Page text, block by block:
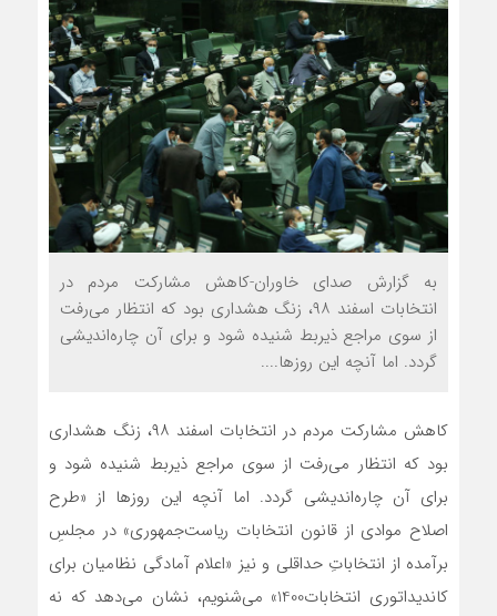
به گزارش صدای خاوران-کاهش مشارکت مردم در
انتخابات اسفند ۹۸، زنگ هشداری بود که انتظار می‌رفت
از سوی مراجع ذیربط شنیده شود و برای آن چاره‌اندیشی
گردد. اما آنچه این روزها....
کاهش مشارکت مردم در انتخابات اسفند ۹۸، زنگ هشداری
بود که انتظار می‌رفت از سوی مراجع ذیربط شنیده شود و
برای آن چاره‌اندیشی گردد. اما آنچه این روزها از «طرح
اصلاح موادی از قانون انتخابات ریاست‌جمهوری» در مجلسِ
برآمده از انتخاباتِ حداقلی و نیز «اعلام آمادگی نظامیان برای
کاندیداتوری انتخابات1400» می‌شنویم، نشان می‌دهد که نه